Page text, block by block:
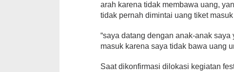
arah karena tidak membawa uang,
tidak pernah dimintai uang tiket
“saya datang dengan anak-anak
masuk karena saya tidak bawa uang
Saat dikonfirmasi dilokasi kegiatan